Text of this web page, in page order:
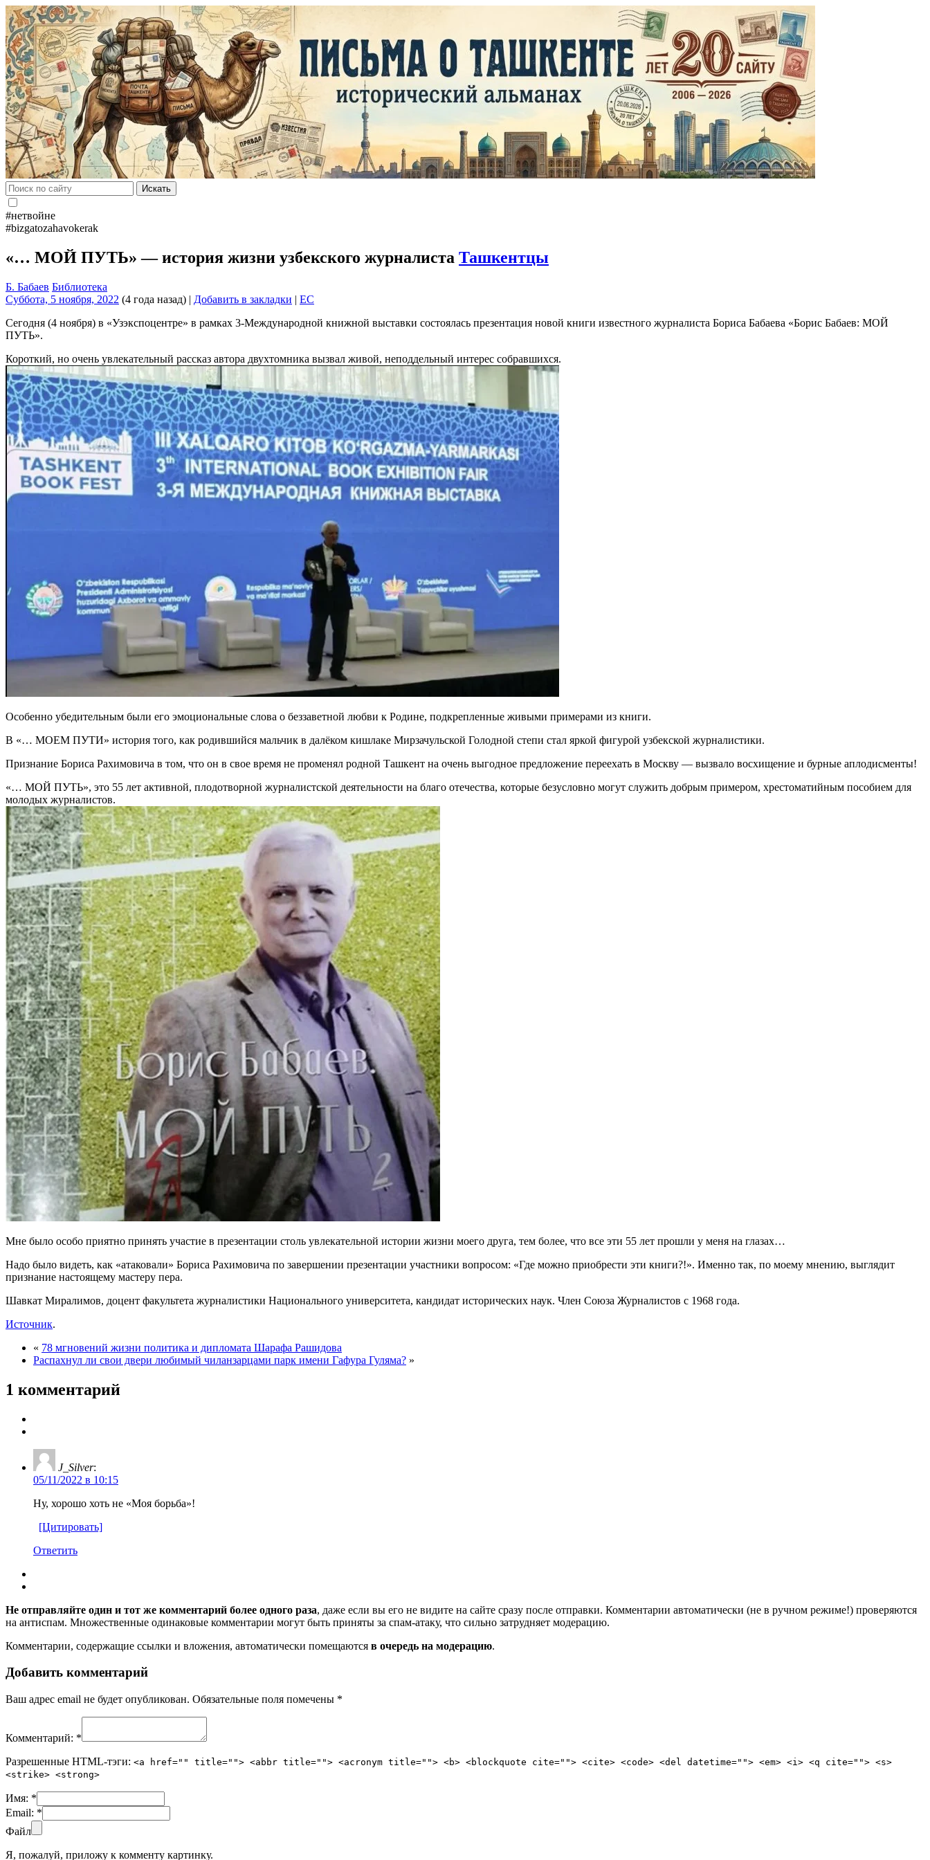
Искать
#нетвойне
#bizgatozahavokerak
«… МОЙ ПУТЬ» — история жизни узбекского журналиста Ташкентцы
Б. Бабаев Библиотека
Суббота, 5 ноября, 2022 (4 года назад) | Добавить в закладки | EC
Сегодня (4 ноября) в «Узэкспоцентре» в рамках 3-Международной книжной выставки состоялась презентация новой книги известного журналиста Бориса Бабаева «Борис Бабаев: МОЙ
ПУТЬ».
Короткий, но очень увлекательный рассказ автора двухтомника вызвал живой, неподдельный интерес собравшихся.
Особенно убедительным были его эмоциональные слова о беззаветной любви к Родине, подкрепленные живыми примерами из книги.
В «… МОЕМ ПУТИ» история того, как родившийся мальчик в далёком кишлаке Мирзачульской Голодной степи стал яркой фигурой узбекской журналистики.
Признание Бориса Рахимовича в том, что он в свое время не променял родной Ташкент на очень выгодное предложение переехать в Москву — вызвало восхищение и бурные аплодисменты!
«… МОЙ ПУТЬ», это 55 лет активной, плодотворной журналистской деятельности на благо отечества, которые безусловно могут служить добрым примером, хрестоматийным пособием для
молодых журналистов.
Мне было особо приятно принять участие в презентации столь увлекательной истории жизни моего друга, тем более, что все эти 55 лет прошли у меня на глазах…
Надо было видеть, как «атаковали» Бориса Рахимовича по завершении презентации участники вопросом: «Где можно приобрести эти книги?!». Именно так, по моему мнению, выглядит
признание настоящему мастеру пера.
Шавкат Миралимов, доцент факультета журналистики Национального университета, кандидат исторических наук. Член Союза Журналистов с 1968 года.
Источник.
« 78 мгновений жизни политика и дипломата Шарафа Рашидова
Распахнул ли свои двери любимый чиланзарцами парк имени Гафура Гуляма? »
1 комментарий
J_Silver:
05/11/2022 в 10:15
Ну, хорошо хоть не «Моя борьба»!
[Цитировать]
Ответить
Не отправляйте один и тот же комментарий более одного раза, даже если вы его не видите на сайте сразу после отправки. Комментарии автоматически (не в ручном режиме!) проверяются
на антиспам. Множественные одинаковые комментарии могут быть приняты за спам-атаку, что сильно затрудняет модерацию.
Комментарии, содержащие ссылки и вложения, автоматически помещаются в очередь на модерацию.
Добавить комментарий
Ваш адрес email не будет опубликован. Обязательные поля помечены *
Комментарий: *
Разрешенные HTML-тэги: <a href="" title=""> <abbr title=""> <acronym title=""> <b> <blockquote cite=""> <cite> <code> <del datetime=""> <em> <i> <q cite=""> <s>
<strike> <strong>
Имя: *
Email: *
Файл
Я, пожалуй, приложу к комменту картинку.